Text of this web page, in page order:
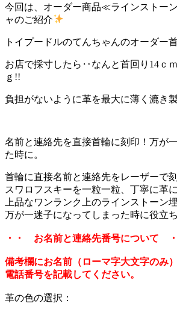
今回は、オーダー商品≪ラインストー
ャのご紹介
トイプードルのてんちゃんのオーダー
お店で採寸したら‥なんと首回り14ｃ
ｇ!!
負担がないように革を最大に薄く漉き
名前と連絡先を直接首輪に刻印！万が
た時に。
首輪に直接名前と連絡先をレーザーで
スワロフスキーを一粒一粒、丁寧に革
上品なワンランク上のラインストーン
万が一迷子になってしまった時に役立
・・ お名前と連絡先番号について ・
備考欄にお名前（ローマ字大文字のみ
電話番号を記載してください。
革の色の選択：